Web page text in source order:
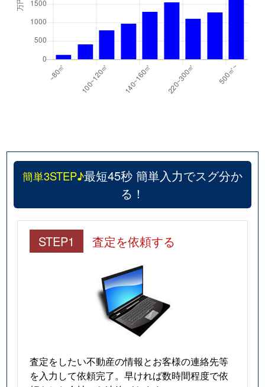
簡単3STEP♪最短45秒 簡単入力でスグ分か
る！
STEP1 査定を依頼する
査定をしたい不動産の情報とお客様の連絡先等
を入力して依頼完了。早ければ数時間程度で依